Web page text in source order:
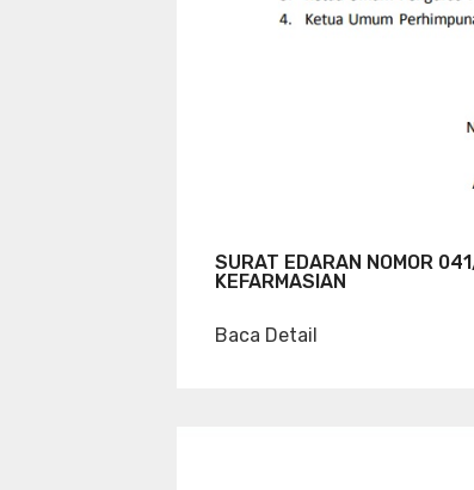
SURAT EDARAN NOMOR
KEFARMASIAN
Baca Detail